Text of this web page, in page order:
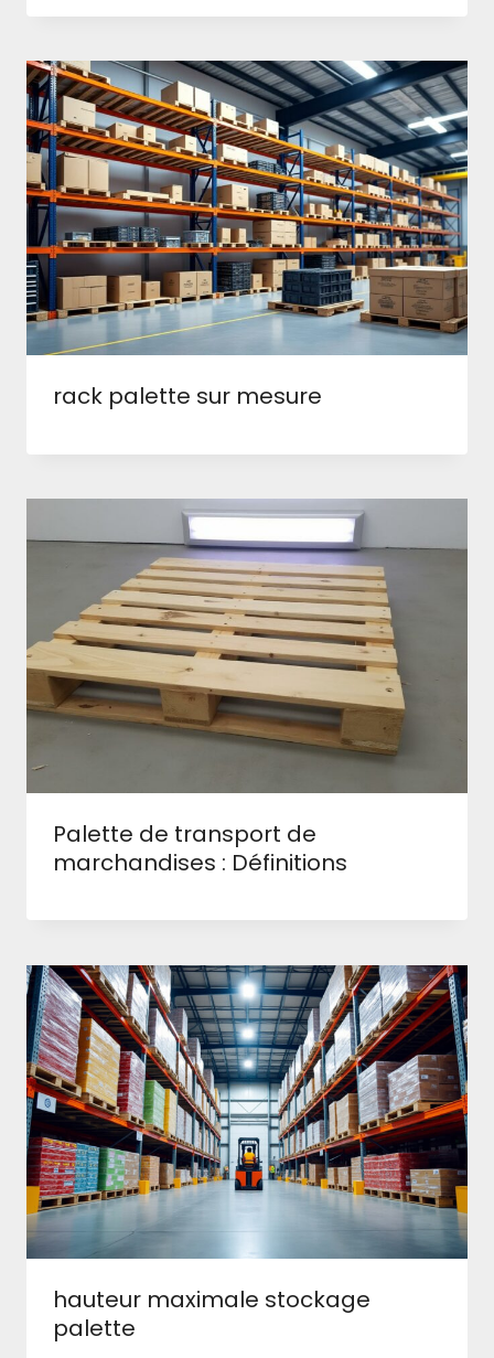
rack palette sur mesure
Palette de transport de
marchandises : Définitions
hauteur maximale stockage
palette